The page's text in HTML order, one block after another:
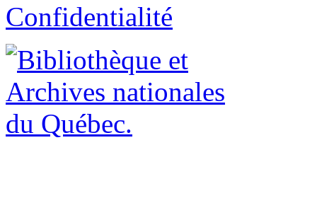
Confidentialité